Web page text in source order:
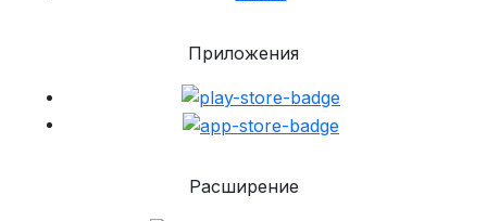
Приложения
Расширение